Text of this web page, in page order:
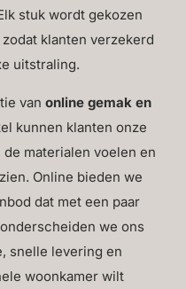
stuk wordt gekozen
klanten verzekerd
uitstraling.
vanonline gemak en
kunnen klanten onze
materialen voelen en
Online bieden we
dat met een paar
we ons
snelle levering en
woonkamer wilt